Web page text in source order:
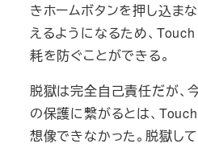
きホームボタンを押し込ま
えるようになるため、Touch
耗を防ぐことができる。
脱獄は完全自己責任だが、
の保護に繋がるとは、
想像できなかった。脱獄し